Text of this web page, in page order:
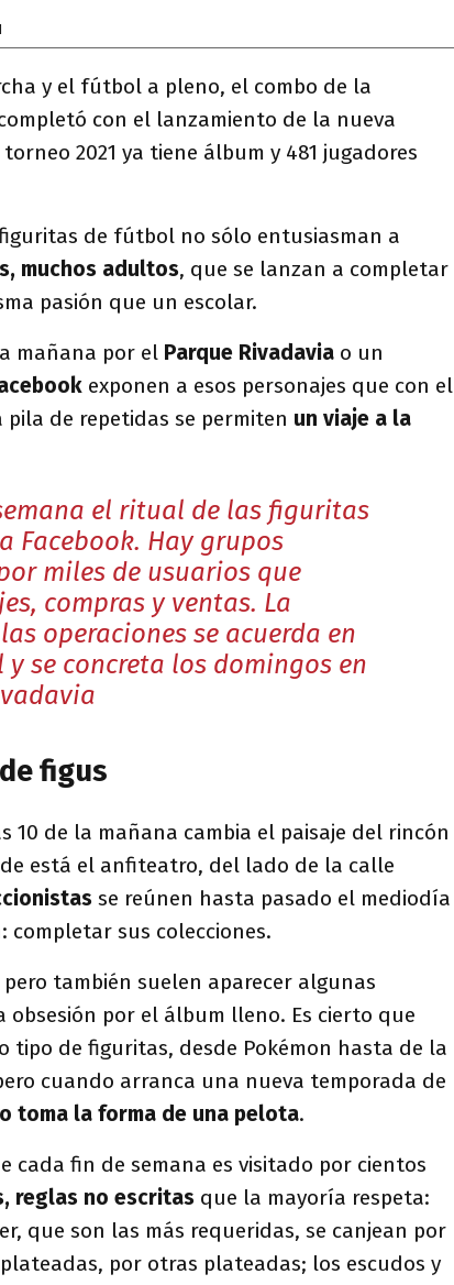
y el fútbol a pleno, el combo de la
con el lanzamiento de la nueva
torneo 2021 ya tiene álbum y 481 jugadores
de fútbol no sólo entusiasman a
muchos adultos, que se lanzan a completar
pasión que un escolar.
mañana por el Parque Rivadavia o un
exponen a esos personajes que con el
de repetidas se permiten un viaje a la
el ritual de las figuritas
Facebook. Hay grupos
miles de usuarios que
compras y ventas. La
operaciones se acuerda en
y se concreta los domingos en
figus
10 de la mañana cambia el paisaje del rincón
está el anfiteatro, del lado de la calle
se reúnen hasta pasado el mediodía
completar sus colecciones.
pero también suelen aparecer algunas
obsesión por el álbum lleno. Es cierto que
tipo de figuritas, desde Pokémon hasta de la
cuando arranca una nueva temporada de
toma la forma de una pelota.
cada fin de semana es visitado por cientos
reglas no escritas que la mayoría respeta:
que son las más requeridas, se canjean por
por otras plateadas; los escudos y